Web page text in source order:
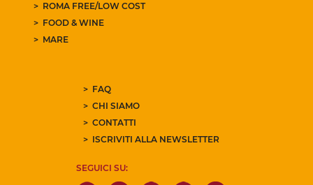
ROMA FREE/LOW COST
FOOD & WINE
MARE
FAQ
CHI SIAMO
CONTATTI
ISCRIVITI ALLA NEWSLETTER
SEGUICI SU: